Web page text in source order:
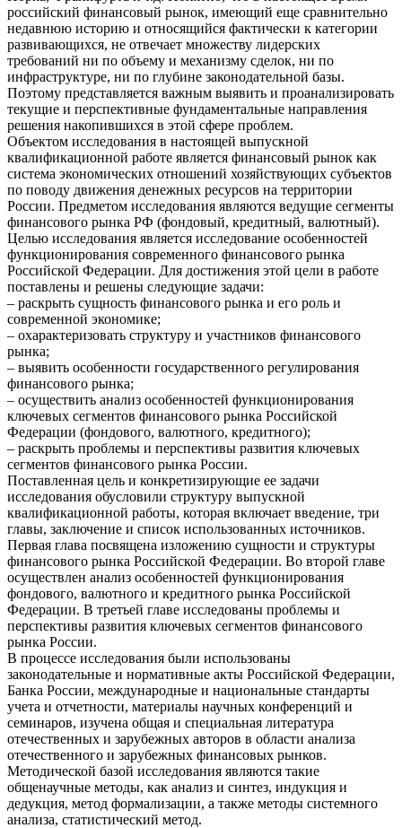
российский финансовый рынок, имеющий еще сравнительно
недавнюю историю и относящийся фактически к категории
развивающихся, не отвечает множеству лидерских
требований ни по объему и механизму сделок, ни по
инфраструктуре, ни по глубине законодательной базы.
Поэтому представляется важным выявить и проанализировать
текущие и перспективные фундаментальные направления
решения накопившихся в этой сфере проблем.
Объектом исследования в настоящей выпускной
квалификационной работе является финансовый рынок как
система экономических отношений хозяйствующих субъектов
по поводу движения денежных ресурсов на территории
России. Предметом исследования являются ведущие сегменты
финансового рынка РФ (фондовый, кредитный, валютный).
Целью исследования является исследование особенностей
функционирования современного финансового рынка
Российской Федерации. Для достижения этой цели в работе
поставлены и решены следующие задачи:
– раскрыть сущность финансового рынка и его роль и
современной экономике;
– охарактеризовать структуру и участников финансового
рынка;
– выявить особенности государственного регулирования
финансового рынка;
– осуществить анализ особенностей функционирования
ключевых сегментов финансового рынка Российской
Федерации (фондового, валютного, кредитного);
– раскрыть проблемы и перспективы развития ключевых
сегментов финансового рынка России.
Поставленная цель и конкретизирующие ее задачи
исследования обусловили структуру выпускной
квалификационной работы, которая включает введение, три
главы, заключение и список использованных источников.
Первая глава посвящена изложению сущности и структуры
финансового рынка Российской Федерации. Во второй главе
осуществлен анализ особенностей функционирования
фондового, валютного и кредитного рынка Российской
Федерации. В третьей главе исследованы проблемы и
перспективы развития ключевых сегментов финансового
рынка России.
В процессе исследования были использованы
законодательные и нормативные акты Российской Федерации,
Банка России, международные и национальные стандарты
учета и отчетности, материалы научных конференций и
семинаров, изучена общая и специальная литература
отечественных и зарубежных авторов в области анализа
отечественного и зарубежных финансовых рынков.
Методической базой исследования являются такие
общенаучные методы, как анализ и синтез, индукция и
дедукция, метод формализации, а также методы системного
анализа, статистический метод.